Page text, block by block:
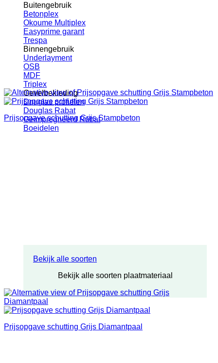
Buitengebruik
Betonplex
Okoume Multiplex
Easyprime garant
Trespa
Binnengebruik
Underlayment
OSB
MDF
Triplex
Gevelbekleding
Douglas profielen
Douglas Rabat
Geïmpregneerd Rabat
Boeidelen
Bekijk alle soorten
Bekijk alle soorten plaatmateriaal
Prijsopgave schutting Grijs Stampbeton
Prijsopgave schutting Grijs Diamantpaal